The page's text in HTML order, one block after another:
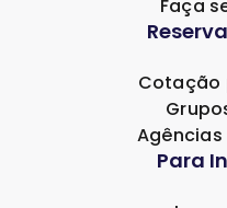
Faça
Cotação
Para